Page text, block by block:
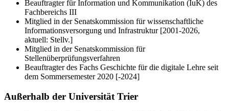
Beauftragter für Information und Kommunikation (IuK) des
Fachbereichs III
Mitglied in der Senatskommission für wissenschaftliche
Informationsversorgung und Infrastruktur [2001-2026,
aktuell: Stellv.]
Mitglied in der Senatskommission für
Stellenüberprüfungsverfahren
Beauftragter des Fachs Geschichte für die digitale Lehre seit
dem Sommersemester 2020 [-2024]
Außerhalb der Universität Trier